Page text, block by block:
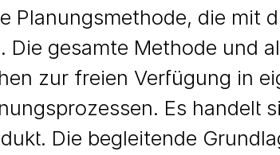
Planungsmethode, die mit
Die gesamte Methode und
zur freien Verfügung in
Es handelt
Die begleitende
Evaluierung der Methode
Projektmetso’metsodurch
Zeitpunkten des
zu bewerten, zu
Fragebögen wurden auf